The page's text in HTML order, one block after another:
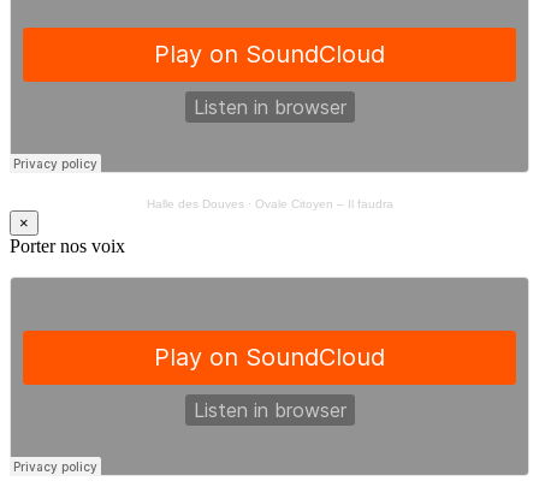
Halle des Douves· Ovale Citoyen – Il faudra
×
Porter nos voix